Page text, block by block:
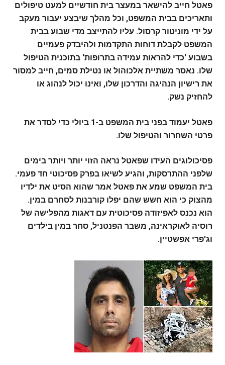
פאטל חייב להישאר במעצר בית חודשיים למעט טיפולים
ותאריכים בבית המשפט, וכל מהלך שיבצע יעבור מעקב
על ידי מוניטור קרסול. עליו להתייצב מדי שבוע בבית
המשפט לקבלת דוחות התקדמות ולהיבדק פעמיים
בשבוע 'כדי להראות עמידה בתרופות' בתוכנית הטיפול
שלו. נאסר משתיית אלכוהול או נטילת סמים, חייב למסור
את רישיון הנהיגה והדרכון שלו, ואינו יכול לנהוג או
להחזיק נשק.
פאטל יעמוד בפני בית המשפט ב-1 ביולי כדי לסדר את
פרטי השחרור והטיפול שלו.
פסיכולוגים העידו שפאטל נראה הזוי יותר ויותר בימים
שלפני ההתרסקות, והגיע לשיאו בפרק פסיכוטי חד פעמי.
בית המשפט שמע את פאטל אמר שהוא הסיט את ילדיו
מהצוק כי הוא חשש שהם יפלו קורבנות לסחרם במין.
הוא נכנס לאפיזודה פסיכוטית עם דאגות מהפלישה של
רוסיה לאוקראינה, משבר הפנטניל, סחר במין בילדים
וג'פרי אפשטיין.